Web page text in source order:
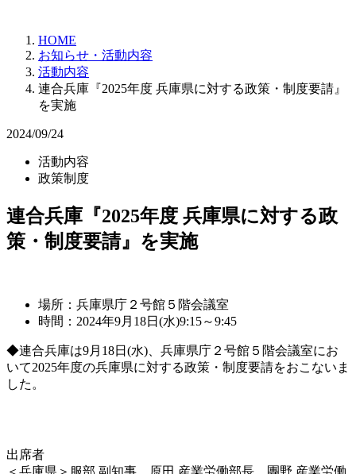
HOME
お知らせ・活動内容
活動内容
連合兵庫『2025年度 兵庫県に対する政策・制度要請』
を実施
2024/09/24
活動内容
政策制度
連合兵庫『2025年度 兵庫県に対する政
策・制度要請』を実施
場所：兵庫県庁２号館５階会議室
時間：2024年9月18日(水)9:15～9:45
◆連合兵庫は9月18日(水)、兵庫県庁２号館５階会議室にお
いて2025年度の兵庫県に対する政策・制度要請をおこないま
した。
出席者
＜兵庫県＞服部 副知事、原田 産業労働部長、團野 産業労働